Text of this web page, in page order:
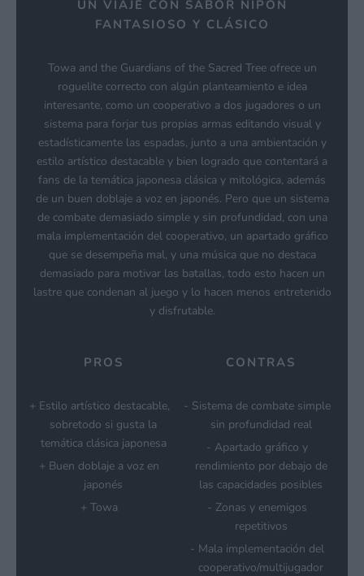
UN VIAJE CON SABOR NIPÓN
FANTASIOSO Y CLÁSICO
Towa and the Guardians of the Sacred Tree ofrece un
roguelite correcto con algún planteamiento e idea
interesante, como un cooperativo a dos jugadores o un
sistema para forjar tus propias armas editando visual y
estadísticamente las espadas, junto a una ambientación y
estilo artístico destacable y bien logrado que contentará a
fans de la temática japonesa clásica y mitológica, además
de un buen doblaje a voz en japonés. Pero que un sistema
de combate demasiado simple y sin profundidad, con una
mala implementación del cooperativo, un apartado gráfico
que se desempeña mal, y una música que no destaca
demasiado para motivar las batallas, todo esto hacen un
lastre que condenan al juego y lo hacen menos entretenido
y disfrutable.
PROS
Estilo artístico destacable,
sobretodo si gusta la
temática clásica japonesa
Buen doblaje a voz en
japonés
Towa
CONTRAS
Sistema de combate simple
sin profundidad real
Apartado gráfico y
rendimiento por debajo de
las capacidades posibles
Zonas y enemigos
repetitivos
Mala implementación del
cooperativo/multijugador